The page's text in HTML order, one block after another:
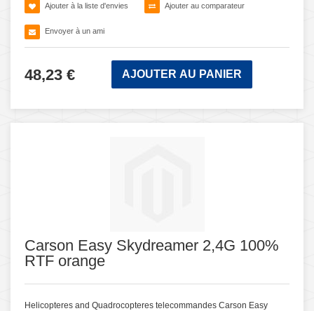
Ajouter à la liste d'envies Ajouter au comparateur
Envoyer à un ami
48,23 € AJOUTER AU PANIER
Carson Easy Skydreamer 2,4G 100%
RTF orange
Helicopteres and Quadrocopteres telecommandes Carson Easy